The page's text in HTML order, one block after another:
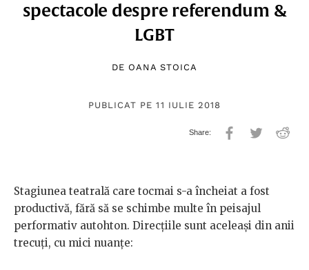
spectacole despre referendum &
LGBT
DE OANA STOICA
PUBLICAT PE 11 IULIE 2018
Stagiunea teatrală care tocmai s-a încheiat a fost
productivă, fără să se schimbe multe în peisajul
performativ autohton. Direcţiile sunt aceleaşi din anii
trecuţi, cu mici nuanţe: